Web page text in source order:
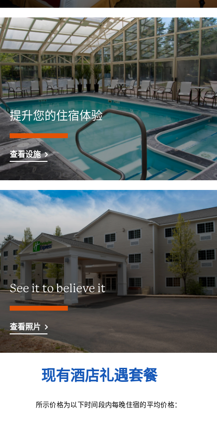
提升您的住宿体验
查看设施
See it to believe it
查看照片
现有酒店礼遇套餐
所示价格为以下时间段内每晚住宿的平均价格：